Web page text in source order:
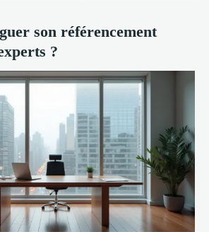
son référencement
?